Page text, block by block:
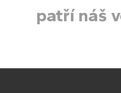
patří náš